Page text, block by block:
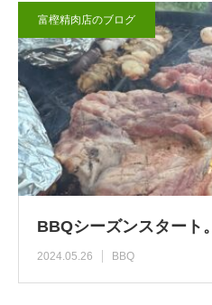
富樫精肉店のブログ
BBQシーズンスタート。
2024.05.26 BBQ